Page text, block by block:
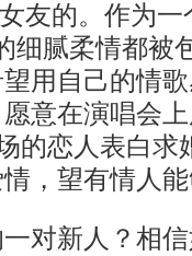
友的。作为
细腻柔情都被
用自己的情
意在演唱会上
的恋人表白求
，望有情人
新人？相信